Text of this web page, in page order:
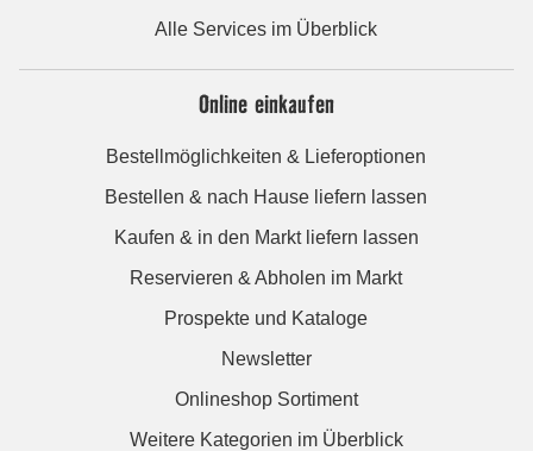
Alle Services im Überblick
Online einkaufen
Bestellmöglichkeiten & Lieferoptionen
Bestellen & nach Hause liefern lassen
Kaufen & in den Markt liefern lassen
Reservieren & Abholen im Markt
Prospekte und Kataloge
Newsletter
Onlineshop Sortiment
Weitere Kategorien im Überblick